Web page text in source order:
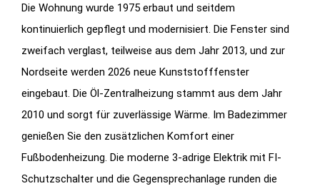
Die Wohnung wurde 1975 erbaut und seitdem
kontinuierlich gepflegt und modernisiert. Die Fenster sind
zweifach verglast, teilweise aus dem Jahr 2013, und zur
Nordseite werden 2026 neue Kunststofffenster
eingebaut. Die Öl-Zentralheizung stammt aus dem Jahr
2010 und sorgt für zuverlässige Wärme. Im Badezimmer
genießen Sie den zusätzlichen Komfort einer
Fußbodenheizung. Die moderne 3-adrige Elektrik mit FI-
Schutzschalter und die Gegensprechanlage runden die